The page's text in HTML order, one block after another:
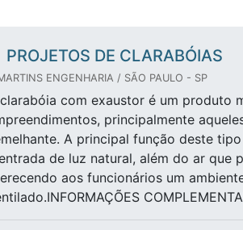
PROJETOS DE CLARABÓIAS
ENGENHARIA / SÃO PAULO - SP
com exaustor é um produto
principalmente
A principal função deste
de luz natural, além do ar que
aos funcionários um